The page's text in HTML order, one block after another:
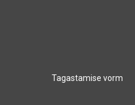
Tagastamise vorm